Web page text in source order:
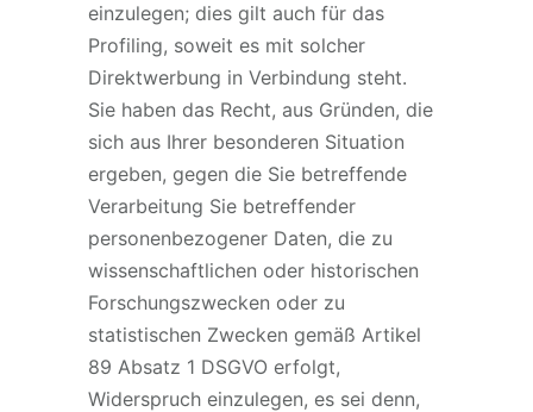
einzulegen; dies gilt auch für das
Profiling, soweit es mit solcher
Direktwerbung in Verbindung steht.
Sie haben das Recht, aus Gründen, die
sich aus Ihrer besonderen Situation
ergeben, gegen die Sie betreffende
Verarbeitung Sie betreffender
personenbezogener Daten, die zu
wissenschaftlichen oder historischen
Forschungszwecken oder zu
statistischen Zwecken gemäß Artikel
89 Absatz 1 DSGVO erfolgt,
Widerspruch einzulegen, es sei denn,